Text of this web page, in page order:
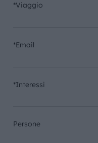
*Viaggio
*Email
*Interessi
Persone